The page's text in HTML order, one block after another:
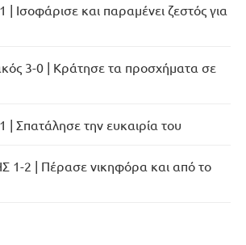
Ισοφάρισε και παραμένει ζεστός για
3-0 | Κράτησε τα προσχήματα σε
Σπατάλησε την ευκαιρία του
1-2 | Πέρασε νικηφόρα και από το